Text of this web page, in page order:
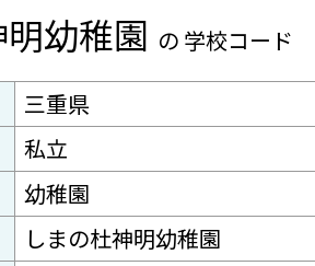
幼稚園 の 学校コード
三重県
私立
幼稚園
しまの杜神明幼稚園